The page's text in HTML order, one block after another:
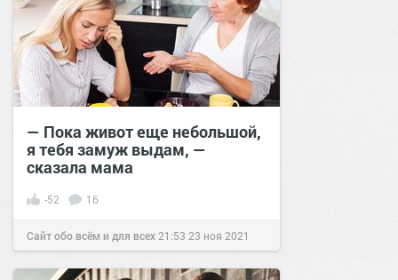
— Пока живот еще небольшой,
я тебя замуж выдам, —
сказала мама
-52 16
Сайт обо всём и для всех 21:53 23 ноя 2021